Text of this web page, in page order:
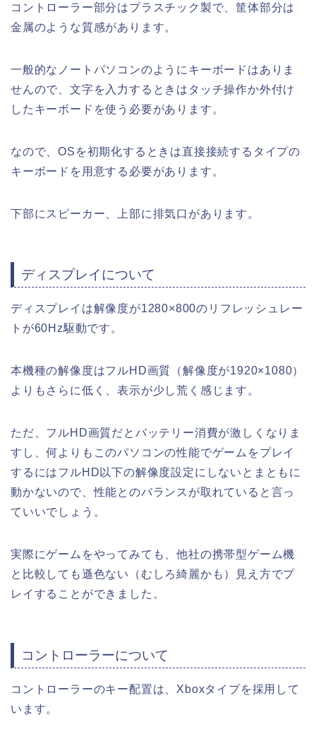
コントローラー部分はプラスチック製で、筐体部分は
金属のような質感があります。
一般的なノートパソコンのようにキーボードはありま
せんので、文字を入力するときはタッチ操作か外付け
したキーボードを使う必要があります。
なので、OSを初期化するときは直接接続するタイプの
キーボードを用意する必要があります。
下部にスピーカー、上部に排気口があります。
ディスプレイについて
ディスプレイは解像度が1280×800のリフレッシュレー
トが60Hz駆動です。
本機種の解像度はフルHD画質（解像度が1920×1080）
よりもさらに低く、表示が少し荒く感じます。
ただ、フルHD画質だとバッテリー消費が激しくなりま
すし、何よりもこのパソコンの性能でゲームをプレイ
するにはフルHD以下の解像度設定にしないとまともに
動かないので、性能とのバランスが取れていると言っ
ていいでしょう。
実際にゲームをやってみても、他社の携帯型ゲーム機
と比較しても遜色ない（むしろ綺麗かも）見え方でプ
レイすることができました。
コントローラーについて
コントローラーのキー配置は、Xboxタイプを採用して
います。